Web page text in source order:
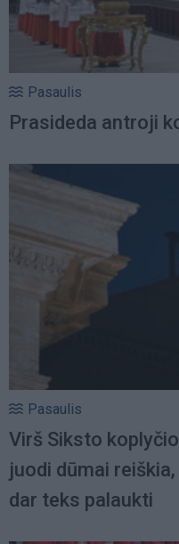
Pasaulis
Prasideda antroji
Pasaulis
Virš Siksto
juodi dūmai
dar teks palaukti